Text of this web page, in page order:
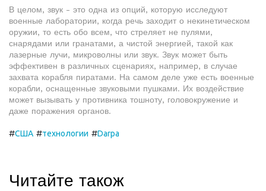
В целом, звук - это одна из опций, которую исследуют
военные лаборатории, когда речь заходит о некинетическом
оружии, то есть обо всем, что стреляет не пулями,
снарядами или гранатами, а чистой энергией, такой как
лазерные лучи, микроволны или звук. Звук может быть
эффективен в различных сценариях, например, в случае
захвата корабля пиратами. На самом деле уже есть военные
корабли, оснащенные звуковыми пушками. Их воздействие
может вызывать у противника тошноту, головокружение и
даже поражения органов.
#США #технологии #Darpa
Читайте також